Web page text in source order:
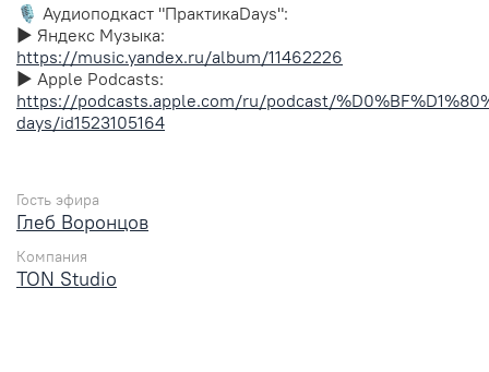
🎙️ Аудиоподкаст "ПрактикаDays":
▶︎ Яндекс Музыка:
https://music.yandex.ru/album/11462226
▶︎ Apple Podcasts:
https://podcasts.apple.com/ru/podcast/
days/id1523105164
Гость эфира
Глеб Воронцов
Компания
TON Studio